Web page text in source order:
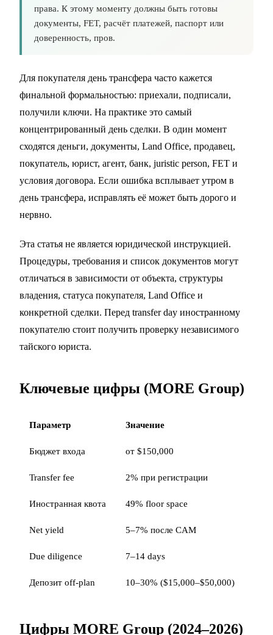
права. К этому моменту должны быть готовы
документы, FET, расчёт платежей, паспорт или
доверенность, пров.
Для покупателя день трансфера часто кажется
финальной формальностью: приехали, подписали,
получили ключи. На практике это самый
концентрированный день сделки. В один момент
сходятся деньги, документы, Land Office, продавец,
покупатель, юрист, агент, банк, juristic person, FET и
условия договора. Если ошибка всплывает утром в
день трансфера, исправлять её может быть дорого и
нервно.
Эта статья не является юридической инструкцией.
Процедуры, требования и список документов могут
отличаться в зависимости от объекта, структуры
владения, статуса покупателя, Land Office и
конкретной сделки. Перед transfer day иностранному
покупателю стоит получить проверку независимого
тайского юриста.
Ключевые цифры (MORE Group)
Параметр Значение
Бюджет входа от $150,000
Transfer fee 2% при регистрации
Иностранная квота 49% floor space
Net yield 5–7% после CAM
Due diligence 7–14 days
Депозит off-plan 10–30% ($15,000–$50,000)
Цифры MORE Group (2024–2026)